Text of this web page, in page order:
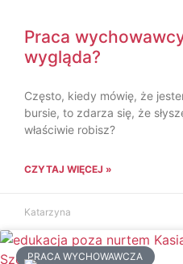
Praca
wygląda?
Często, kiedy mówię, że
bursie, to zdarza się, że
właściwie robisz?
CZYTAJ WIĘCEJ »
Katarzyna
PRACA WYCHOWAWCZA